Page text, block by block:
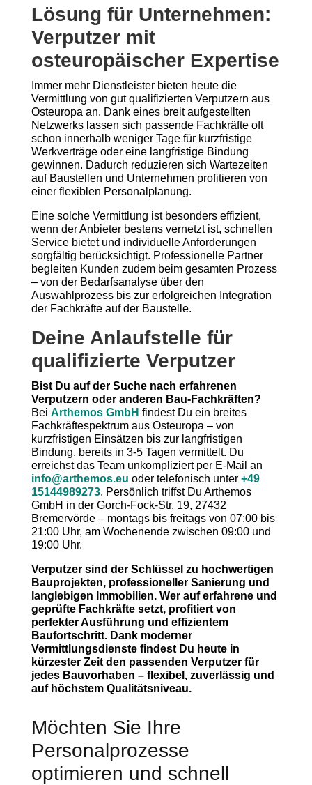
Lösung für Unternehmen:
Verputzer mit
osteuropäischer Expertise
Immer mehr Dienstleister bieten heute die
Vermittlung von gut qualifizierten Verputzern aus
Osteuropa an. Dank eines breit aufgestellten
Netzwerks lassen sich passende Fachkräfte oft
schon innerhalb weniger Tage für kurzfristige
Werkverträge oder eine langfristige Bindung
gewinnen. Dadurch reduzieren sich Wartezeiten
auf Baustellen und Unternehmen profitieren von
einer flexiblen Personalplanung.
Eine solche Vermittlung ist besonders effizient,
wenn der Anbieter bestens vernetzt ist, schnellen
Service bietet und individuelle Anforderungen
sorgfältig berücksichtigt. Professionelle Partner
begleiten Kunden zudem beim gesamten Prozess
– von der Bedarfsanalyse über den
Auswahlprozess bis zur erfolgreichen Integration
der Fachkräfte auf der Baustelle.
Deine Anlaufstelle für
qualifizierte Verputzer
Bist Du auf der Suche nach erfahrenen
Verputzern oder anderen Bau-Fachkräften?
Bei Arthemos GmbH findest Du ein breites
Fachkräftespektrum aus Osteuropa – von
kurzfristigen Einsätzen bis zur langfristigen
Bindung, bereits in 3-5 Tagen vermittelt. Du
erreichst das Team unkompliziert per E-Mail an
info@arthemos.eu oder telefonisch unter +49
15144989273. Persönlich triffst Du Arthemos
GmbH in der Gorch-Fock-Str. 19, 27432
Bremervörde – montags bis freitags von 07:00 bis
21:00 Uhr, am Wochenende zwischen 09:00 und
19:00 Uhr.
Verputzer sind der Schlüssel zu hochwertigen
Bauprojekten, professioneller Sanierung und
langlebigen Immobilien. Wer auf erfahrene und
geprüfte Fachkräfte setzt, profitiert von
perfekter Ausführung und effizientem
Baufortschritt. Dank moderner
Vermittlungsdienste findest Du heute in
kürzester Zeit den passenden Verputzer für
jedes Bauvorhaben – flexibel, zuverlässig und
auf höchstem Qualitätsniveau.
Möchten Sie Ihre
Personalprozesse
optimieren und schnell